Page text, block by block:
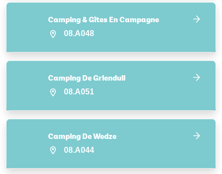
Camping & Gîtes En Campagne
08.A048
Camping De Grienduil
08.A051
Camping De Wedze
08.A044